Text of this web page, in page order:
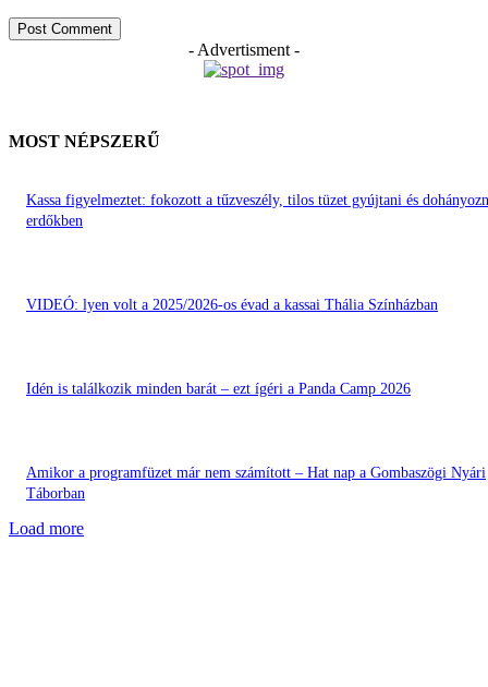
- Advertisment -
MOST NÉPSZERŰ
Kassa figyelmeztet: fokozott a tűzveszély, tilos tüzet gyújtani és
erdőkben
VIDEÓ: lyen volt a 2025/2026-os évad a kassai Thália Színházban
Idén is találkozik minden barát – ezt ígéri a Panda Camp 2026
Amikor a programfüzet már nem számított – Hat nap a Gombaszögi Nyári
Táborban
Load more